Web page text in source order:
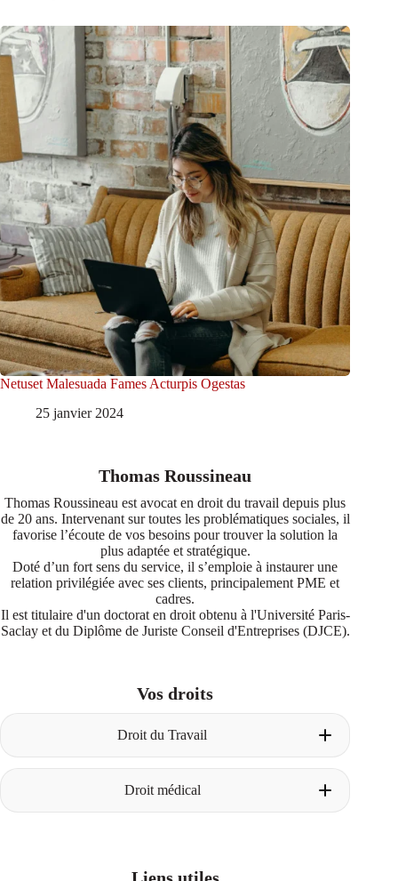
Netuset Malesuada Fames Acturpis Ogestas
25 janvier 2024
Thomas Roussineau
Thomas Roussineau est avocat en droit du travail depuis plus
de 20 ans. Intervenant sur toutes les problématiques sociales, il
favorise l’écoute de vos besoins pour trouver la solution la
plus adaptée et stratégique.
Doté d’un fort sens du service, il s’emploie à instaurer une
relation privilégiée avec ses clients, principalement PME et
cadres.
Il est titulaire d'un doctorat en droit obtenu à l'Université Paris-
Saclay et du Diplôme de Juriste Conseil d'Entreprises (DJCE).
Vos droits
Droit du Travail
Construire le dossier avant le licenciement
La procédure de licenciement pour faute
Licenciement pour insuffisance professionnelle
Droit médical